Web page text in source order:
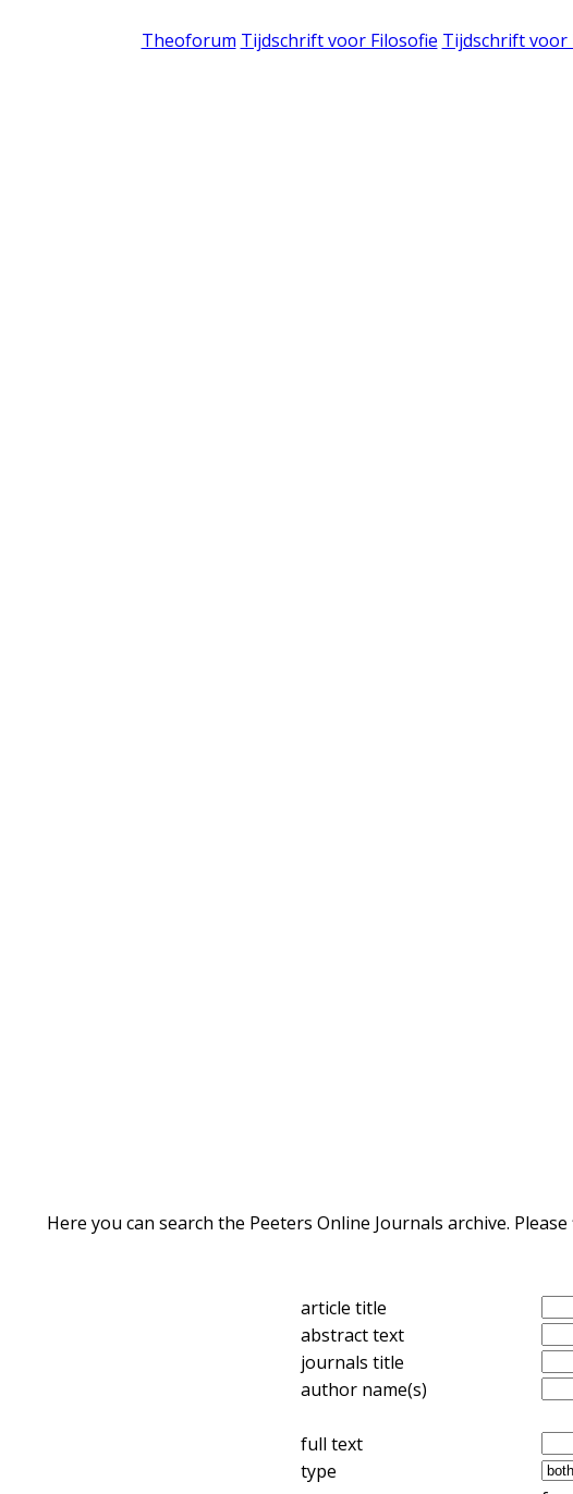
Theoforum Tijdschrift voor Filosofie Tijdschrift voor
Here you can search the Peeters Online Journals archive.
article title
abstract text
journals title
author name(s)
full text
type